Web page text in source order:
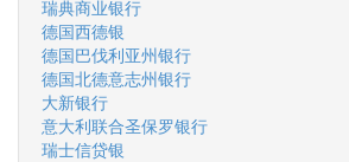
瑞典商业银行
德国西德银
德国巴伐利亚州银行
德国北德意志州银行
大新银行
意大利联合圣保罗银行
瑞士信贷银